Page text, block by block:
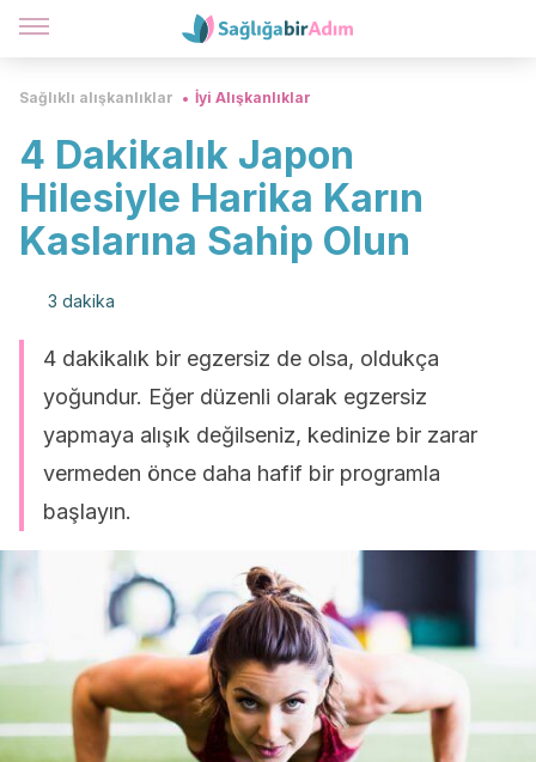
Sağlıklı alışkanlıklar İyi Alışkanlıklar
4 Dakikalık Japon
Hilesiyle Harika Karın
Kaslarına Sahip Olun
3 dakika
4 dakikalık bir egzersiz de olsa, oldukça
yoğundur. Eğer düzenli olarak egzersiz
yapmaya alışık değilseniz, kedinize bir zarar
vermeden önce daha hafif bir programla
başlayın.